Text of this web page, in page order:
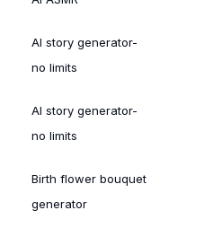
AI story generator-
no limits
AI story generator-
no limits
Birth flower bouquet
generator